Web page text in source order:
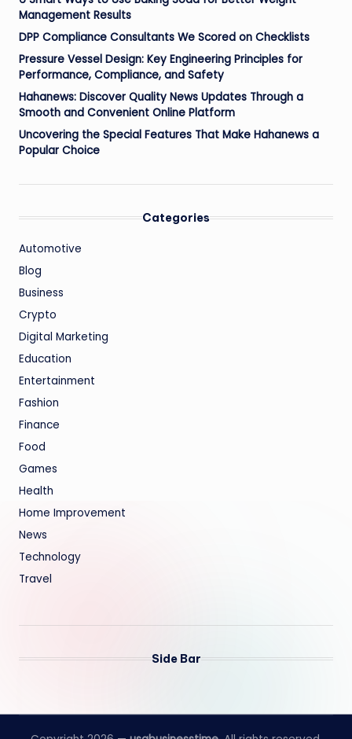
Management Results
DPP Compliance Consultants We Scored on Checklists
Pressure Vessel Design: Key Engineering Principles for
Performance, Compliance, and Safety
Hahanews: Discover Quality News Updates Through a
Smooth and Convenient Online Platform
Uncovering the Special Features That Make Hahanews a
Popular Choice
Categories
Automotive
Blog
Business
Crypto
Digital Marketing
Education
Entertainment
Fashion
Finance
Food
Games
Health
Home Improvement
News
Technology
Travel
Side Bar